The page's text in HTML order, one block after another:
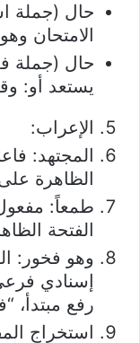
حال (جملة
الامتحان
حال (جملة
يستعد أو:
الإعراب:
المجتهد:
الظاهرة
طمعاً:
الفتحة
وهو فخور:
إسنادي
رفع مبتدأ،
استخراج